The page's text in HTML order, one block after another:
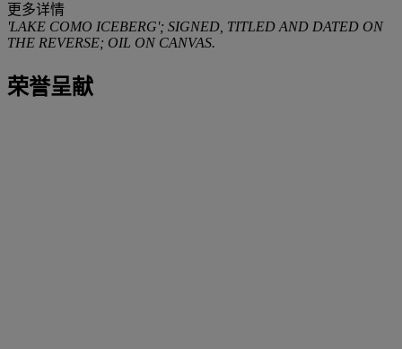
更多详情
'LAKE COMO ICEBERG'; SIGNED, TITLED AND DATED ON
THE REVERSE; OIL ON CANVAS.
荣誉呈献